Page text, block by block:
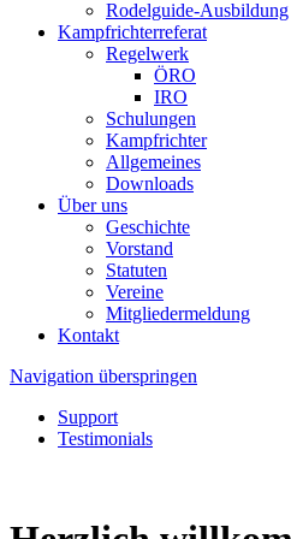
Rodelguide-Ausbildung
Kampfrichterreferat
Regelwerk
ÖRO
IRO
Schulungen
Kampfrichter
Allgemeines
Downloads
Über uns
Geschichte
Vorstand
Statuten
Vereine
Mitgliedermeldung
Kontakt
Navigation überspringen
Support
Testimonials